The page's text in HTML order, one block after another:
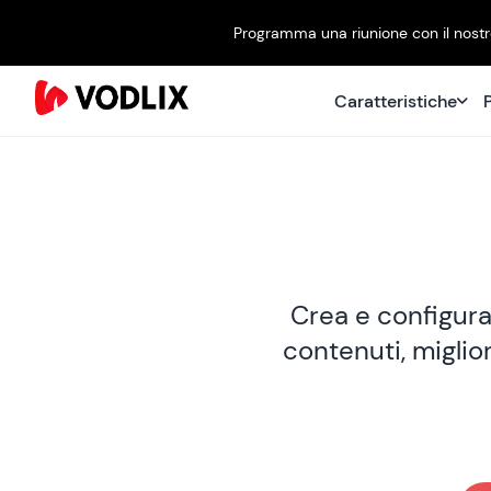
Programma una riunione con il
Caratteristiche
Crea e
contenuti,